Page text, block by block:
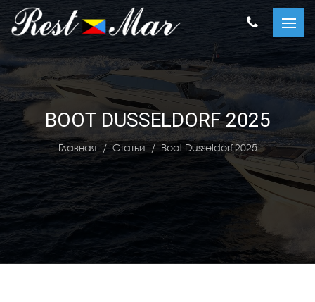
BOOT DUSSELDORF 2025
Главная Статьи Boot Dusseldorf 2025